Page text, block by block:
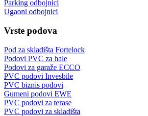
Parking odbojnici
Ugaoni odbojnici
Vrste podova
Pod za skladišta Fortelock
Podovi PVC za hale
Podovi za garaže ECCO
PVC podovi Invesbile
PVC biznis podovi
Gumeni podovi EWE
PVC podovi za terase
PVC podovi za skladišta